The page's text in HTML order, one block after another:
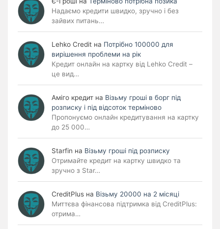
Надаємо кредити швидко, зручно і без
зайвих питань…
Lehko Сredit на Потрібно 100000 для
вирішення проблеми на рік
Кредит онлайн на картку від Lehko Credit –
це вид…
Аміго кредит на Візьму гроші в борг під
розписку і під відсоток терміново
Пропонуємо онлайн кредитування на картку
до 25 000…
Starfin на Візьму гроші під розписку
Отримайте кредит на картку швидко та
зручно з Star…
CreditPlus на Візьму 20000 на 2 місяці
Миттєва фінансова підтримка від CreditPlus:
отрима…